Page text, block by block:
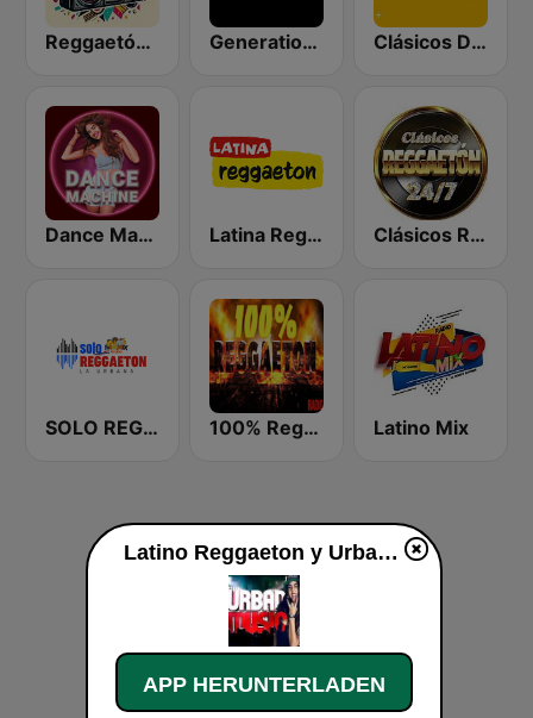
Reggaetón Clásicos Generations Reggaeton Clásicos Del Reggaetón
Dance Machine Latina Reggaeton Clásicos Reggaeton 24/7
SOLO REGGAETON 100% Reggaeton Radio Latino Mix
Latino Reggaeton y Urbano live
APP HERUNTERLADEN